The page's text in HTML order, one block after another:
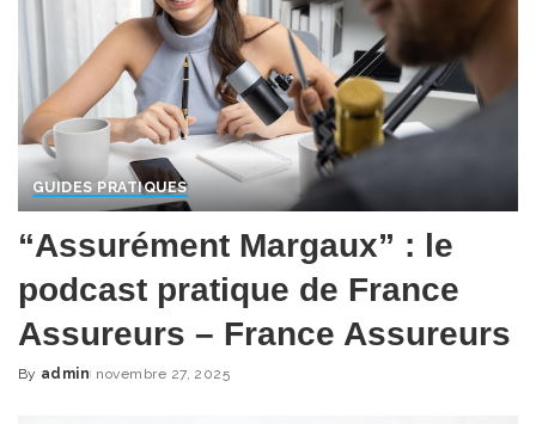
GUIDES PRATIQUES
“Assurément Margaux” : le
podcast pratique de France
Assureurs – France Assureurs
Posted
By admin novembre 27, 2025